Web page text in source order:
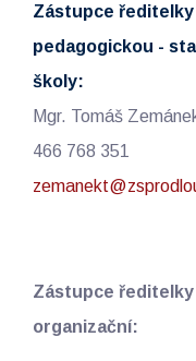
Zástupce
pedagogickou -
školy:
Mgr. Tomáš
466 768 351
Zástupce
organizační: